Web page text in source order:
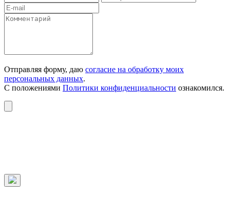
Отправляя форму, даю согласие на обработку моих
персональных данных.
С положениями Политики конфиденциальности ознакомился.